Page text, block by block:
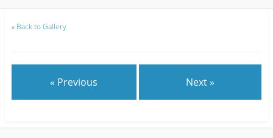
« Back to Gallery
« Previous Next »